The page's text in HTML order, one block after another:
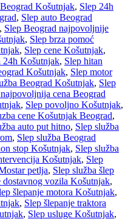
Košutnjak, Slep 24h
, Slep auto Beograd
, Slep Beograd najpovoljnije
, Slep brza pomoć
, Slep cene Košutnjak,
24h Košutnjak, Slep hitan
Košutnjak, Slep motor
Beograd Košutnjak, Slep
cena Beograd
, Slep povoljno Košutnjak,
cene Košutnjak Beograd,
auto put hitno, Slep služba
, Slep služba Beograd
stop Košutnjak, Slep služba
Košutnjak, Slep
petlja, Slep služba šlep
dostavnog vozila Košutnjak,
šlepanje motora Košutnjak,
, Slep šlepanje traktora
, Slep usluge Košutnjak,